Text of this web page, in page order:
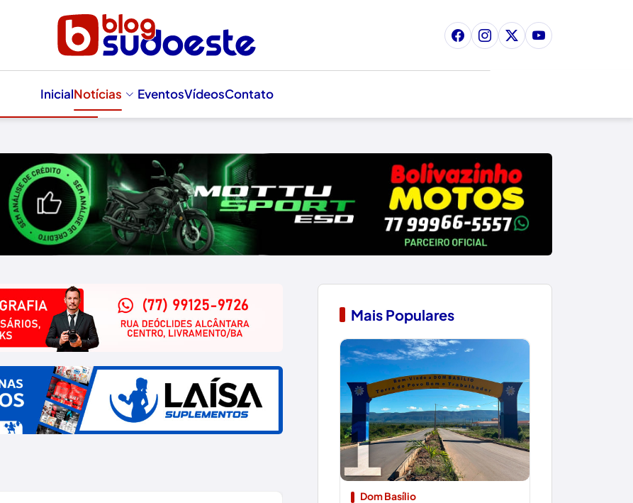
InicialNotícias EventosVídeosContato
Mais Populares
1
Dom Basílio